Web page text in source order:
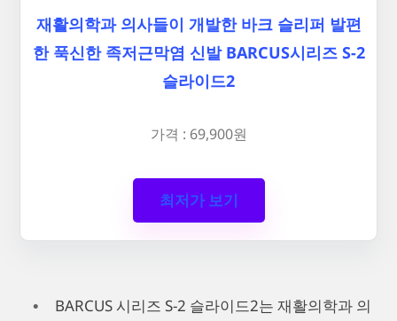
재활의학과 의사들이 개발한 바크 슬리퍼 발편
한 푹신한 족저근막염 신발 BARCUS시리즈 S-2
슬라이드2
가격 : 69,900원
최저가 보기
BARCUS 시리즈 S-2 슬라이드2는 재활의학과 의